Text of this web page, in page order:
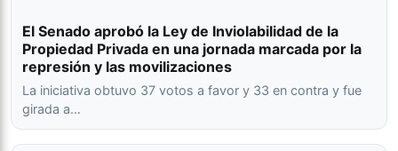
El Senado aprobó la Ley de Inviolabilidad de la
Propiedad Privada en una jornada marcada por la
represión y las movilizaciones
La iniciativa obtuvo 37 votos a favor y 33 en contra y fue
girada a…